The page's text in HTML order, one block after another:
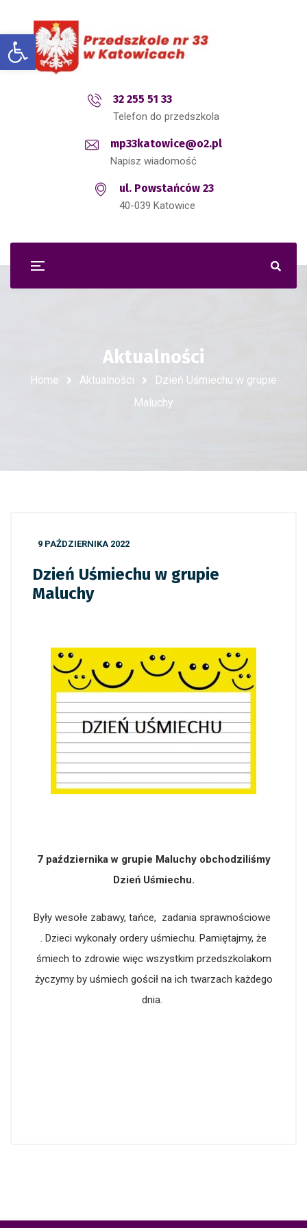
Open toolbar
32 255 51 33
Telefon do przedszkola
mp33katowice@o2.pl
Napisz wiadomość
ul. Powstańców 23
40-039 Katowice
Aktualności
Home Aktualności
Dzień Uśmiechu w grupie
Maluchy
9 PAŹDZIERNIKA 2022
Dzień Uśmiechu w grupie
Maluchy
7 października w grupie Maluchy obchodziliśmy
Dzień Uśmiechu.
Były wesołe zabawy, tańce, zadania sprawnościowe
. Dzieci wykonały ordery uśmiechu. Pamiętajmy, że
śmiech to zdrowie więc wszystkim przedszkolakom
życzymy by uśmiech gościł na ich twarzach każdego
dnia.